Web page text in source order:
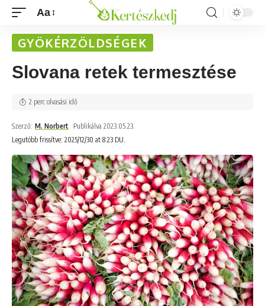
Aa
GYÖKÉRZÖLDSÉGEK
Slovana retek termesztése
Legutóbb frissítve: 2025/12/30 at 8:23 DU.
Szerző: M. Norbert Publikálva 2023.05.23.
2 perc olvasási idő